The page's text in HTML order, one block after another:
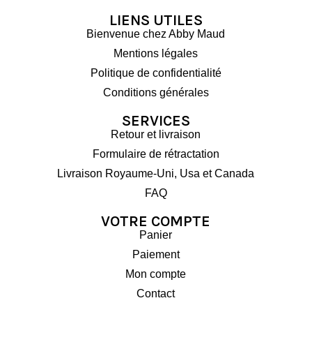
LIENS UTILES
Bienvenue chez Abby Maud
Mentions légales
Politique de confidentialité
Conditions générales
SERVICES
Retour et livraison
Formulaire de rétractation
Livraison Royaume-Uni, Usa et Canada
FAQ
VOTRE COMPTE
Panier
Paiement
Mon compte
Contact